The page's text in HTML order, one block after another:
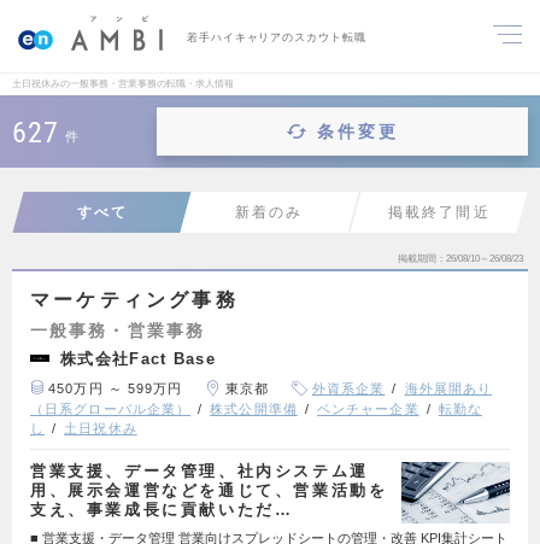
若手ハイキャリアのスカウト転職
土日祝休みの一般事務・営業事務の転職・求人情報
627 件 条件変更
すべて 新着のみ 掲載終了間近
掲載期間 26/08/10～26/08/23
マーケティング事務
一般事務・営業事務
株式会社Fact Base
450万円 ～ 599万円 東京都 外資系企業
海外展開あり
（日系グローバル企業）
株式公開準備 ベンチャー企業
転勤な
し
土日祝休み
営業支援、データ管理、社内システム運
用、展示会運営などを通じて、営業活動を
支え、事業成長に貢献いただ…
■ 営業支援・データ管理 営業向けスプレッドシートの管理・改善 KPI集計シート